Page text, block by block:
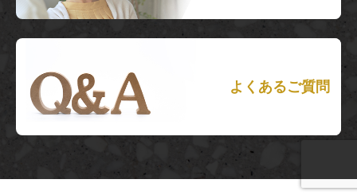
よくあるご質問